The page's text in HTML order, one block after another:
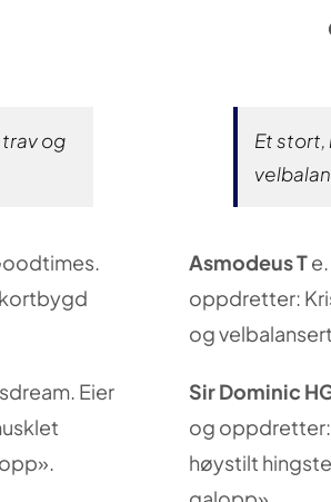
og
Eier
Et stort,
Asmodeus Te.
oppdretter:
og
Sir Dominic
og oppdretter:
høystilt